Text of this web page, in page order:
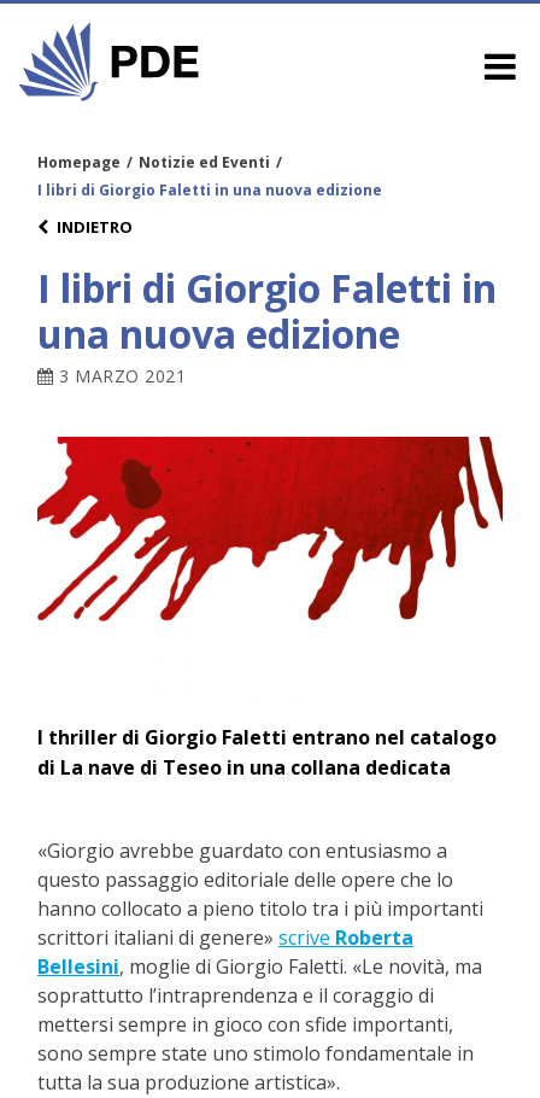
Homepage / Notizie ed Eventi /
I libri di Giorgio Faletti in una nuova edizione
INDIETRO
I libri di Giorgio Faletti in
una nuova edizione
3 MARZO 2021
I thriller di Giorgio Faletti entrano nel catalogo
di La nave di Teseo in una collana dedicata
«Giorgio avrebbe guardato con entusiasmo a
questo passaggio editoriale delle opere che lo
hanno collocato a pieno titolo tra i più importanti
scrittori italiani di genere» scrive Roberta
Bellesini, moglie di Giorgio Faletti. «Le novità, ma
soprattutto l’intraprendenza e il coraggio di
mettersi sempre in gioco con sfide importanti,
sono sempre state uno stimolo fondamentale in
tutta la sua produzione artistica».